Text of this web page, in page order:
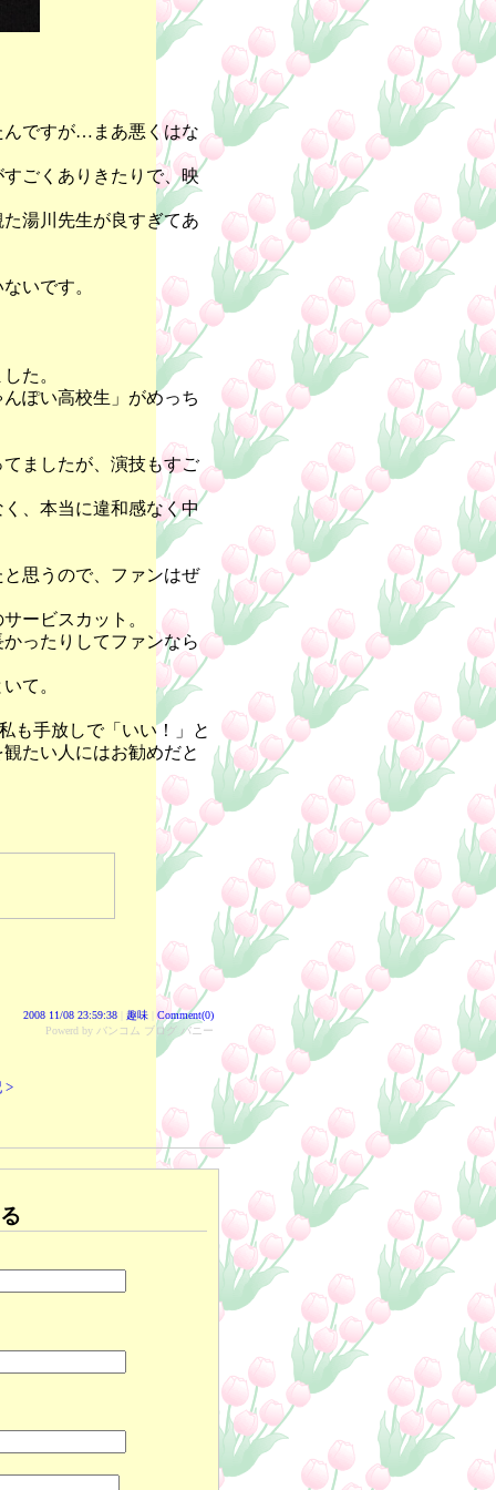
んですが…まあ悪くはな
ごくありきたりで、映
湯川先生が良すぎてあ
いです。
た。
ぽい高校生」がめっち
ましたが、演技もすご
、本当に違和感なく中
思うので、ファンはぜ
ービスカット。
ったりしてファンなら
て。
も手放しで「いい！」と
たい人にはお勧めだと
2008 11/08 23:59:38 趣味
Comment(0)
Powerd by バンコム ブログ バニー
>